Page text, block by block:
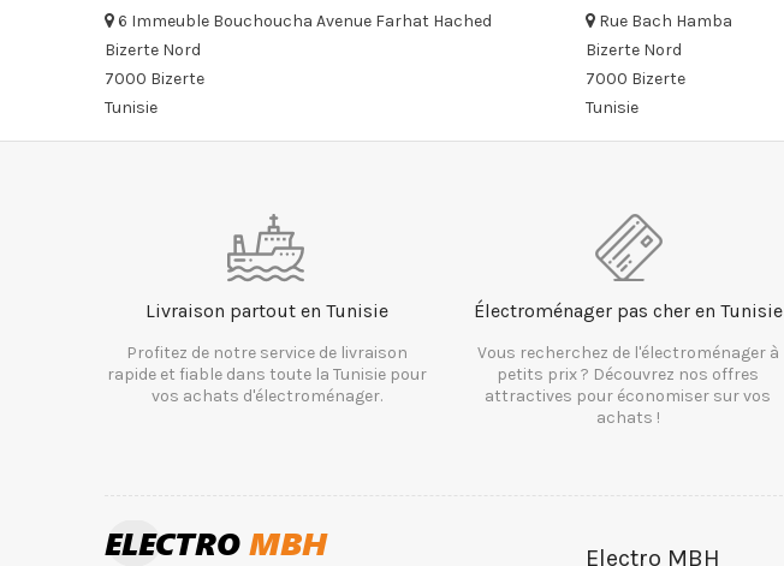
6 Immeuble Bouchoucha Avenue Farhat Hached
Bizerte Nord
7000 Bizerte
Tunisie
Rue Bach Hamba
Bizerte Nord
7000 Bizerte
Tunisie
Livraison partout en Tunisie
Profitez de notre service de livraison
rapide et fiable dans toute la Tunisie pour
vos achats d'électroménager.
Électroménager pas cher en Tunisie
Vous recherchez de l'électroménager à
petits prix ? Découvrez nos offres
attractives pour économiser sur vos
achats !
Electro MBH